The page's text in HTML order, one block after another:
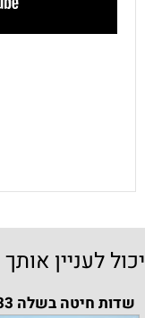
יכול לעניין אותך
שדות חיטה בשלה 2333 -87